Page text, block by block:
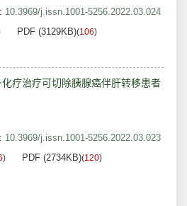
10.3969/j.issn.1001-5256.2022.03.024
PDF (3129KB)(106)
疗治疗可切除胰腺癌伴肝转移患者
10.3969/j.issn.1001-5256.2022.03.023
) PDF (2734KB)(120)